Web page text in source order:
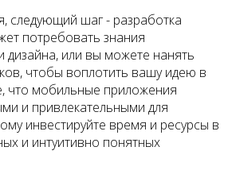
следующий шаг - разработка
потребовать знания
или вы можете нанять
чтобы воплотить вашу идею в
что мобильные приложения
и привлекательными для
инвестируйте время и ресурсы в
и интуитивно понятных